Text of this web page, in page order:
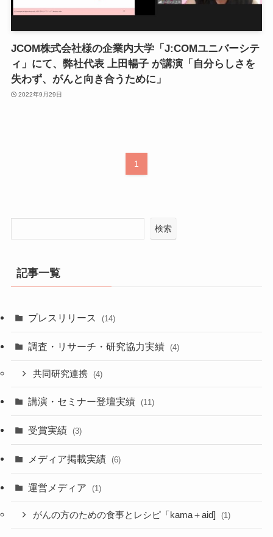
JCOM株式会社様の企業内大学「J:COMユニバーシテ
ィ」にて、弊社代表 上田暢子 が講演「自分らしさを
失わず、がんと向き合うために」
2022年9月29日
1
検索
記事一覧
プレスリリース (14)
調査・リサーチ・研究協力実績 (4)
共同研究連携 (4)
講演・セミナー登壇実績 (11)
受賞実績 (3)
メディア掲載実績 (6)
運営メディア (1)
がんの方のための食事とレシピ「kama＋aid] (1)